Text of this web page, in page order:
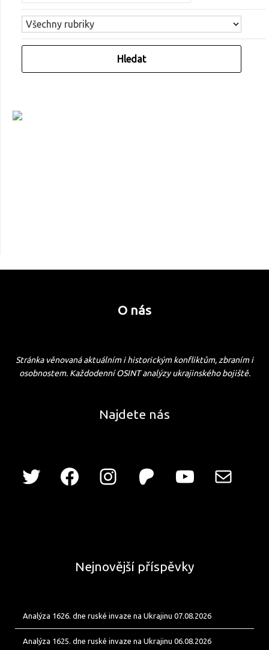
O nás
Stránka věnovaná aktuálním i historickým konfliktům, zbraním i
osobnostem. Každodenní OSINT analýzy ukrajinského bojiště.
Najdete nás
Nejnovější příspěvky
Analýza 1626. dne ruské invaze na Ukrajinu 07.08.2026
Analýza 1625. dne ruské invaze na Ukrajinu 06.08.2026